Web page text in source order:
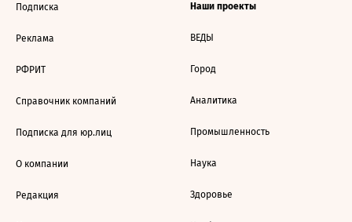
Подписка
Реклама
РФРИТ
Справочник компаний
Подписка для юр.лиц
О компании
Редакция
Наши проекты
ВЕДЫ
Город
Аналитика
Промышленность
Наука
Здоровье